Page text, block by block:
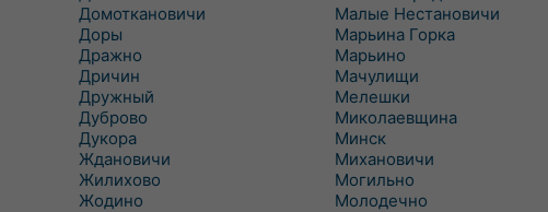
Домоткановичи
Доры
Дражно
Дричин
Дружный
Дуброво
Дукора
Ждановичи
Жилихово
Жодино
Малые Нестановичи
Марьина Горка
Марьино
Мачулищи
Мелешки
Миколаевщина
Минск
Михановичи
Могильно
Молодечно